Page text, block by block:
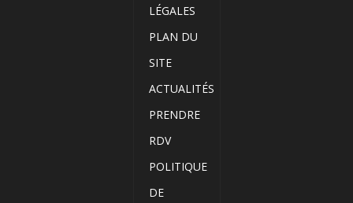
LÉGALES
PLAN DU
SITE
ACTUALITÉS
PRENDRE
RDV
POLITIQUE
DE